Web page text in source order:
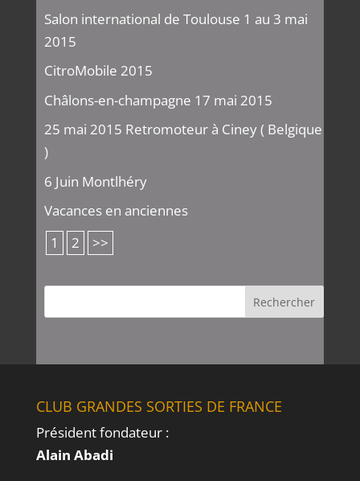
Salon international de Toulouse 1 au 3 mai
2015
CitroMobile 2015
Châlons-en-champagne 17 mai 2015
25 mai 2015 Retromoteur à Ciney ( Belgique
)
6 Juin Montlhéry
Vacances en anciennes
1
2 >>
CLUB GRANDES SORTIES DE FRANCE
Président fondateur :
Alain Abadi